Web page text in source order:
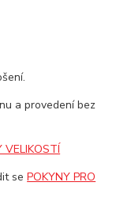
a provedení bez
VELIKOSTÍ
sePOKYNY PRO